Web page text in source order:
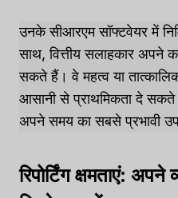
उनके सीआरएम सॉफ्टवेयर में
साथ, वित्तीय सलाहकार
सकते हैं। वे महत्व या
आसानी से प्राथमिकता दे
अपने समय का सबसे प्रभावी
रिपोर्टिंग क्षमताएं: